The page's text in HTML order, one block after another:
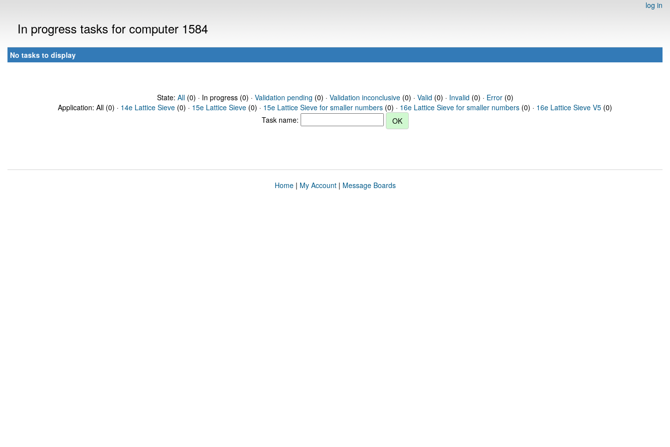
log in
In progress tasks for computer 1584
No tasks to display
State: All(0) · In progress (0) · Validation pending (0) · Validation inconclusive(0) · Valid (0) · Invalid (0) · Error(0)
Application: All (0) · 14e Lattice Sieve (0) · 15e Lattice Sieve (0) · 15e Lattice Sieve for smaller numbers (0) · 16e Lattice Sieve for smaller numbers (0) · 16e Lattice Sieve V5 (0)
Task name:
Home| My Account| Message Boards